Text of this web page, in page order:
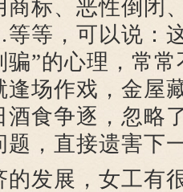
商标、恶性倒闭
等，可以说：
骗”的心理，常
逢场作戏，金屋
酒食争逐，忽略
题，直接遗害下
发展，女工有